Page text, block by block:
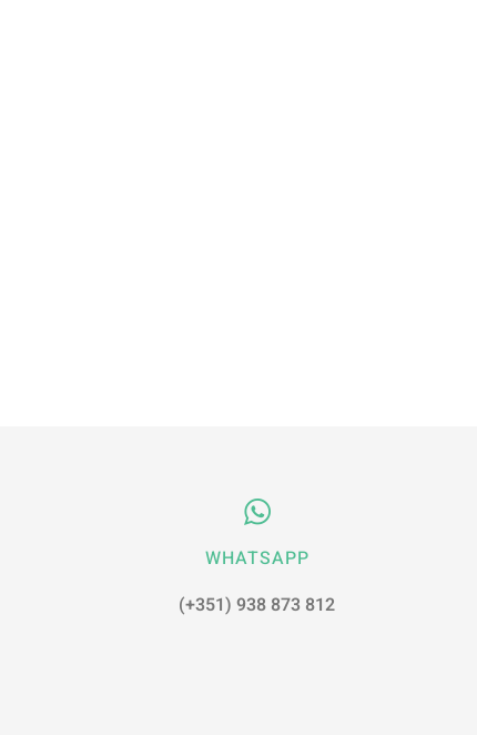
WHATSAPP
(+351) 938 873 812